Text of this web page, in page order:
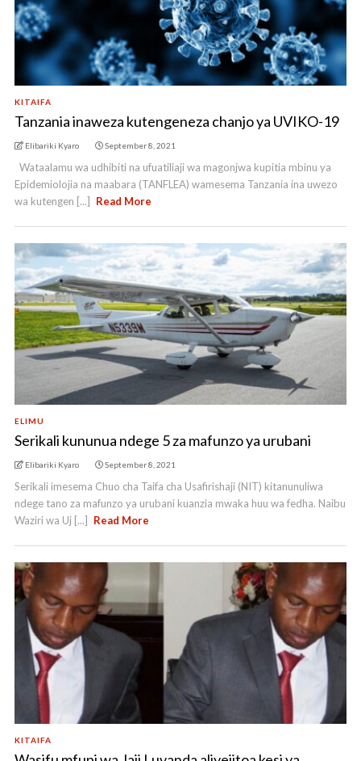
KITAIFA
Tanzania inaweza kutengeneza chanjo ya UVIKO-19
Elibariki Kyaro September 8, 2021
Wataalamu wa udhibiti na ufuatiliaji wa magonjwa kupitia mbinu ya
Epidemiolojia na maabara (TANFLEA) wamesema Tanzania ina uwezo
wa kutengen [...]
Read More
ELIMU
Serikali kununua ndege 5 za mafunzo ya urubani
Elibariki Kyaro September 8, 2021
Serikali imesema Chuo cha Taifa cha Usafirishaji (NIT) kitanunuliwa
ndege tano za mafunzo ya urubani kuanzia mwaka huu wa fedha. Naibu
Waziri wa Uj [...]
Read More
KITAIFA